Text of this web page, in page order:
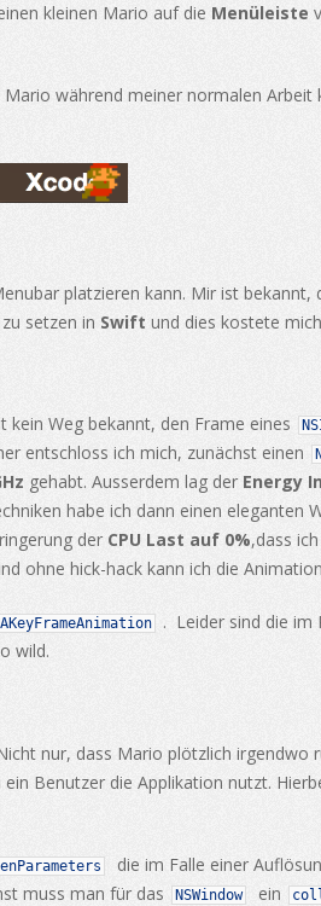
kleinen Mario auf die Menüleiste
während meiner normalen
platzieren kann. Mir ist bekannt,
setzen in Swift und dies kostete
kein Weg bekannt, den Frame eines
entschloss ich mich, zunächst einen
gehabt. Ausserdem lag der Energy
habe ich dann einen eleganten
der CPU Last auf 0%,dass
ohne hick-hack kann ich die
. Leider sind die im
wild.
nur, dass Mario plötzlich irgendwo
Benutzer die Applikation nutzt.
die im Falle einer
muss man für das
NSWindow ein